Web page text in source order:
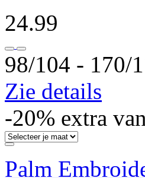
24.99
98/104 ‐ 170/
Zie details
-20% extra
Palm